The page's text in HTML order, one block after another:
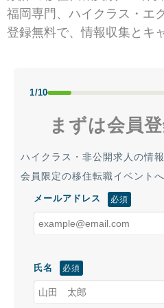
福岡専門、ハイクラス・エ
登録無料で、情報収集とキ
1/10
まずは会員
ハイクラス・非公開求人の情
会員限定の移住転職イベント
メールアドレス
氏名